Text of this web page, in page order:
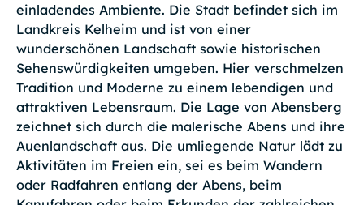
einladendes Ambiente. Die Stadt befindet sich im
Landkreis Kelheim und ist von einer
wunderschönen Landschaft sowie historischen
Sehenswürdigkeiten umgeben. Hier verschmelzen
Tradition und Moderne zu einem lebendigen und
attraktiven Lebensraum. Die Lage von Abensberg
zeichnet sich durch die malerische Abens und ihre
Auenlandschaft aus. Die umliegende Natur lädt zu
Aktivitäten im Freien ein, sei es beim Wandern
oder Radfahren entlang der Abens, beim